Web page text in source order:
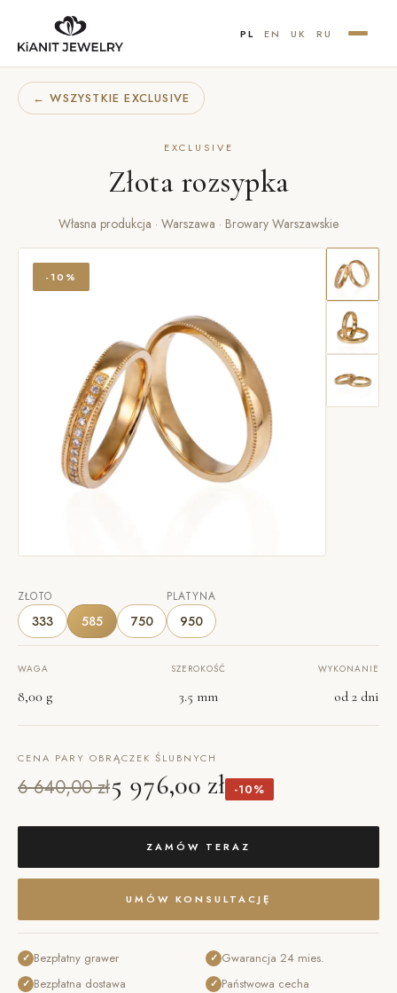
PL EN UK RU
← WSZYSTKIE EXCLUSIVE
EXCLUSIVE
Złota rozsypka
Własna produkcja · Warszawa · Browary Warszawskie
-10%
ZŁOTO
333 585 750
PLATYNA
950
WAGA
8,00 g
SZEROKOŚĆ
3.5 mm
WYKONANIE
od 2 dni
CENA PARY OBRĄCZEK ŚLUBNYCH
6 640,00 zł5 976,00 zł -10%
ZAMÓW TERAZ
UMÓW KONSULTACJĘ
✓ Bezpłatny grawer
✓ Bezpłatna dostawa
✓ Gwarancja 24 mies.
✓ Państwowa cecha